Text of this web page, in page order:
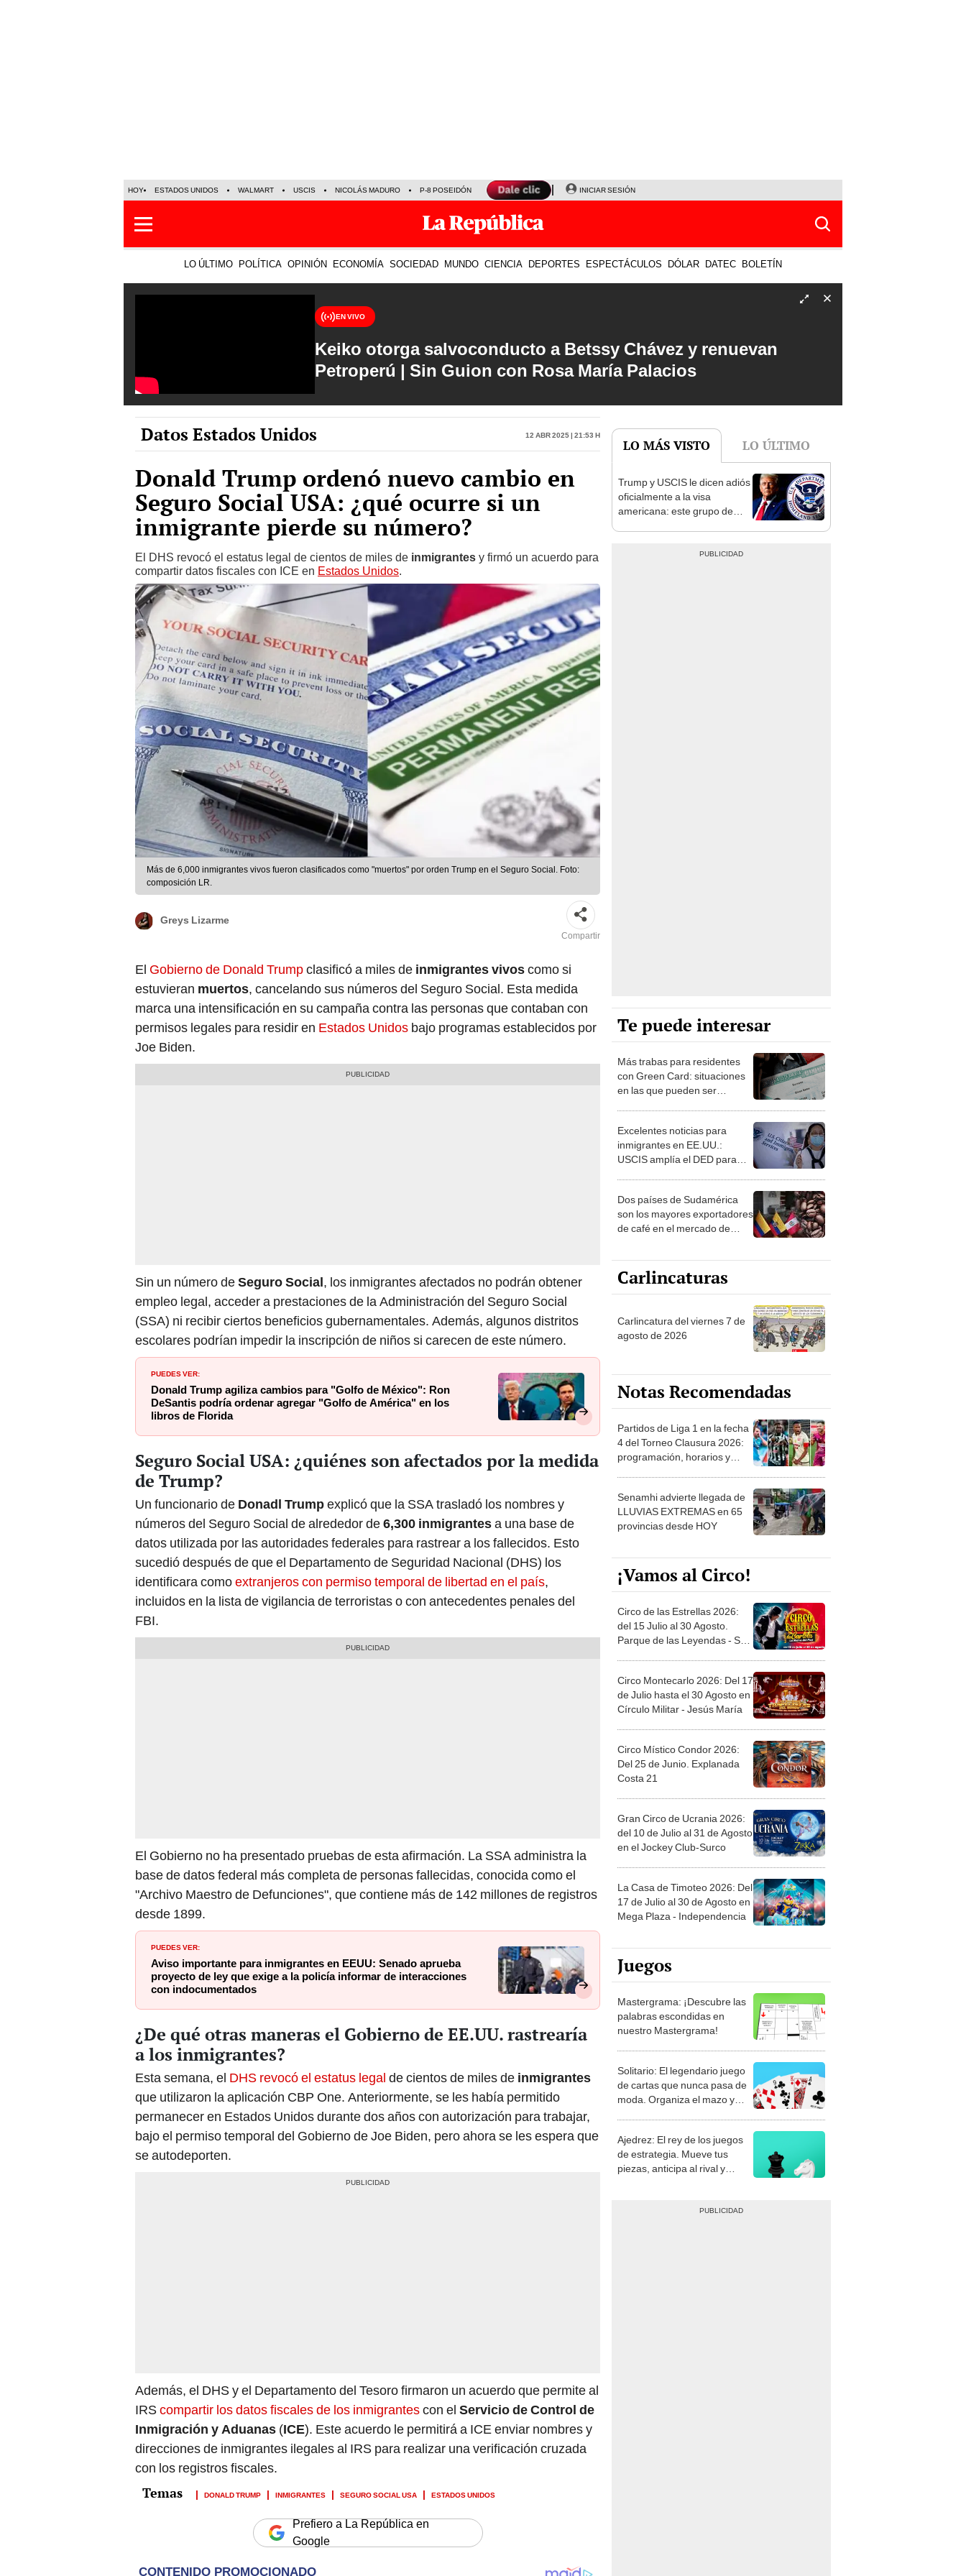
HOY ESTADOS UNIDOS WALMART USCIS NICOLÁS MADURO P-8 POSEIDÓN INICIAR SESIÓN
LO ÚLTIMO POLÍTICA OPINIÓN ECONOMÍA SOCIEDAD MUNDO CIENCIA DEPORTES ESPECTÁCULOS DÓLAR DATEC BOLETÍN
EN VIVO
Keiko otorga salvoconducto a Betssy Chávez y renuevan
Petroperú | Sin Guion con Rosa María Palacios
Datos Estados Unidos 12 Abr 2025 | 21:53 h
Donald Trump ordenó nuevo cambio en
Seguro Social USA: ¿qué ocurre si un
inmigrante pierde su número?
El DHS revocó el estatus legal de cientos de miles de inmigrantes y firmó un acuerdo para
compartir datos fiscales con ICE en Estados Unidos.
Más de 6,000 inmigrantes vivos fueron clasificados como "muertos" por orden Trump en el Seguro Social. Foto:
composición LR.
Greys Lizarme
Compartir
El Gobierno de Donald Trumpclasificó a miles de inmigrantes vivoscomo si
estuvieran muertos, cancelando sus números del Seguro Social. Esta medida
marca una intensificación en su campaña contra las personas que contaban con
permisos legales para residir en Estados Unidos bajo programas establecidos por
Joe Biden.
Sin un número deSeguro Social, los inmigrantes afectados no podrán obtener
empleo legal, acceder a prestaciones de la Administración del Seguro Social
(SSA) ni recibir ciertos beneficios gubernamentales. Además, algunos distritos
escolares podrían impedir la inscripción de niños si carecen de este número.
PUEDES VER:
Donald Trump agiliza cambios para "Golfo de México": Ron
DeSantis podría ordenar agregar "Golfo de América" en los
libros de Florida
Seguro Social USA: ¿quiénes son afectados por la medida
de Trump?
Un funcionario de Donadl Trumpexplicó que la SSA trasladó los nombres y
números del Seguro Social de alrededor de6,300 inmigrantesa una base de
datos utilizada por las autoridades federales para rastrear a los fallecidos. Esto
sucedió después de que el Departamento de Seguridad Nacional (DHS) los
identificara comoextranjeros con permiso temporal de libertad en el país,
incluidos en la lista de vigilancia de terroristas o con antecedentes penales del
FBI.
El Gobierno no ha presentado pruebas de esta afirmación. La SSA administra la
base de datos federal más completa de personas fallecidas, conocida como el
"Archivo Maestro de Defunciones", que contiene más de 142 millones de registros
desde 1899.
PUEDES VER:
Aviso importante para inmigrantes en EEUU: Senado aprueba
proyecto de ley que exige a la policía informar de interacciones
con indocumentados
¿De qué otras maneras el Gobierno de EE.UU. rastrearía
a los inmigrantes?
Esta semana, el DHS revocó el estatus legal de cientos de miles de inmigrantes
que utilizaron la aplicación CBP One. Anteriormente, se les había permitido
permanecer en Estados Unidos durante dos años con autorización para trabajar,
bajo el permiso temporal del Gobierno de Joe Biden, pero ahora se les espera que
se autodeporten.
Además, el DHS y el Departamento del Tesoro firmaron un acuerdo que permite al
IRScompartir los datos fiscales de los inmigrantescon el Servicio de Control de
Inmigración y Aduanas (ICE). Este acuerdo le permitirá a ICE enviar nombres y
direcciones de inmigrantes ilegales al IRS para realizar una verificación cruzada
con los registros fiscales.
DONALD TRUMP INMIGRANTES SEGURO SOCIAL USA ESTADOS UNIDOS
Prefiero a La República en
Google
LO MÁS VISTO LO ÚLTIMO
1
Trump y USCIS le dicen adiós
oficialmente a la visa
americana: este grupo de
Te puede interesar
Más trabas para residentes
con Green Card: situaciones
en las que pueden ser
Excelentes noticias para
inmigrantes en EE.UU.:
USCIS amplía el DED para
2027
Dos países de Sudamérica
son los mayores exportadores
de café en el mercado de
Carlincaturas
Carlincatura del viernes 7 de
agosto de 2026
Notas Recomendadas
Partidos de Liga 1 en la fecha
4 del Torneo Clausura 2026:
programación, horarios y
Senamhi advierte llegada de
LLUVIAS EXTREMAS en 65
provincias desde HOY
¡Vamos al Circo!
Circo de las Estrellas 2026:
del 15 Julio al 30 Agosto.
Parque de las Leyendas - San
Circo Montecarlo 2026: Del 17
de Julio hasta el 30 Agosto en
Círculo Militar - Jesús María
Circo Místico Condor 2026:
Del 25 de Junio. Explanada
Costa 21
Gran Circo de Ucrania 2026:
del 10 de Julio al 31 de Agosto
en el Jockey Club-Surco
La Casa de Timoteo 2026: Del
17 de Julio al 30 de Agosto en
Mega Plaza - Independencia
Juegos
Mastergrama: ¡Descubre las
palabras escondidas en
nuestro Mastergrama!
Solitario: El legendario juego
de cartas que nunca pasa de
moda. Organiza el mazo y
Ajedrez: El rey de los juegos
de estrategia. Mueve tus
piezas, anticipa al rival y